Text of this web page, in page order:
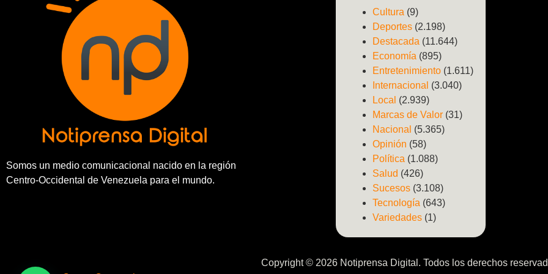
Somos un medio comunicacional nacido en la región
Centro-Occidental de Venezuela para el mundo.
Cultura (9)
Deportes (2.198)
Destacada (11.644)
Economía (895)
Entretenimiento (1.611)
Internacional (3.040)
Local (2.939)
Marcas de Valor (31)
Nacional (5.365)
Opinión (58)
Política (1.088)
Salud (426)
Sucesos (3.108)
Tecnología (643)
Variedades (1)
Copyright © 2026 Notiprensa Digital. Todos los derechos